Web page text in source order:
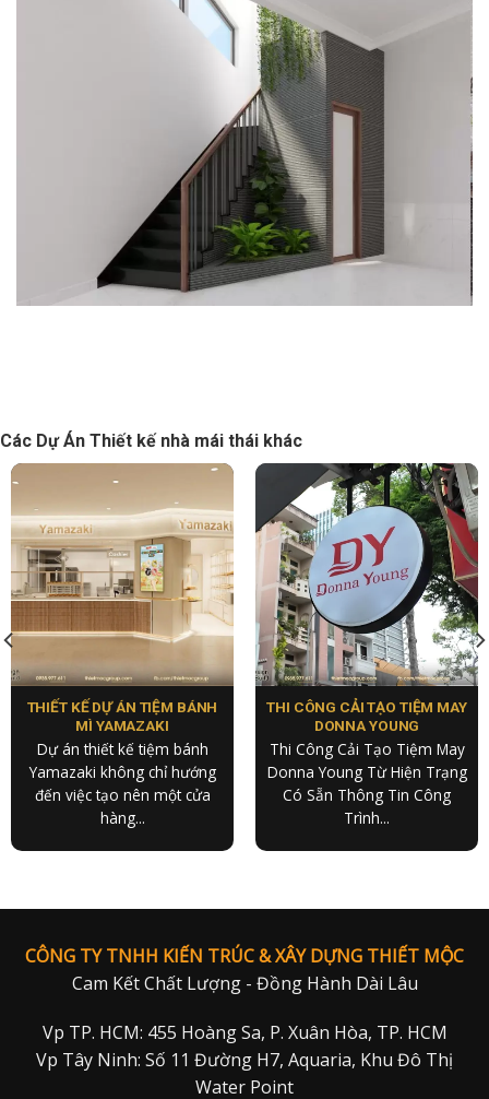
Các Dự Án Thiết kế nhà mái thái khác
THIẾT KẾ DỰ ÁN TIỆM BÁNH
MÌ YAMAZAKI
Dự án thiết kế tiệm bánh
Yamazaki không chỉ hướng
đến việc tạo nên một cửa
hàng...
THI CÔNG CẢI TẠO TIỆM MAY
DONNA YOUNG
Thi Công Cải Tạo Tiệm May
Donna Young Từ Hiện Trạng
Có Sẵn Thông Tin Công
Trình...
CÔNG TY TNHH KIẾN TRÚC & XÂY DỰNG THIẾT MỘC
Cam Kết Chất Lượng - Đồng Hành Dài Lâu
Vp TP. HCM: 455 Hoàng Sa, P. Xuân Hòa, TP. HCM
Vp Tây Ninh: Số 11 Đường H7, Aquaria, Khu Đô Thị
Water Point